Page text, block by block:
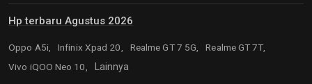
Hp terbaru Agustus 2026
Oppo A5i, Infinix Xpad 20, Realme GT 7 5G,
Realme GT 7T,
Vivo iQOO Neo 10,
Lainnya